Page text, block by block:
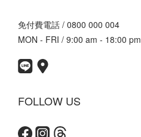
免付費電話 / 0800 000 004
MON - FRI / 9:00 am - 18:00 pm
FOLLOW US